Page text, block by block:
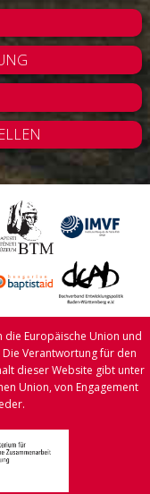
Europäische Union und
Verantwortung für den
dieser Website gibt unter
Union, von Engagement